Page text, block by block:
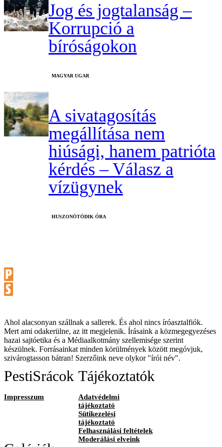
Jog és jogtalanság –
Korrupció a
bíróságokon
MAGYAR UGAR
A sivatagosítás
megállítása nem
hiúsági, hanem patrióta
kérdés – Válasz a
vízügynek
HUSZONÖTÖDIK ÓRA
Ahol alacsonyan szállnak a sallerek. És ahol nincs íróasztalfiók.
Mert ami odakerülne, az itt megjelenik. Írásaink a közmegegyezéses
hazai sajtóetika és a Médiaalkotmány szellemisége szerint
készülnek. Forrásainkat minden körülmények között megóvjuk,
szivárogtasson bátran! Szerzőink neve olykor "írói név".
PestiSrácok
Impresszum
Tájékoztatók
Adatvédelmi
tájékoztató
Sütikezelési
tájékoztató
Felhasználási feltételek
Moderálási elveink